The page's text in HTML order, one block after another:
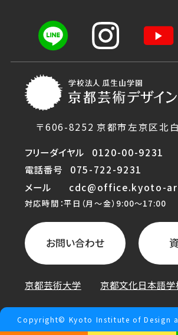
〒606-8252 京都市左京区北
フリーダイヤル
0120-00-9231
電話番号
075-722-9231
メール
cdc@office.kyoto-
対応時間：平日（月〜金）9:00〜17:00
お問い合わせ
京都芸術大学 京都文化日本語学
Copyright© Kyoto Institute of Design